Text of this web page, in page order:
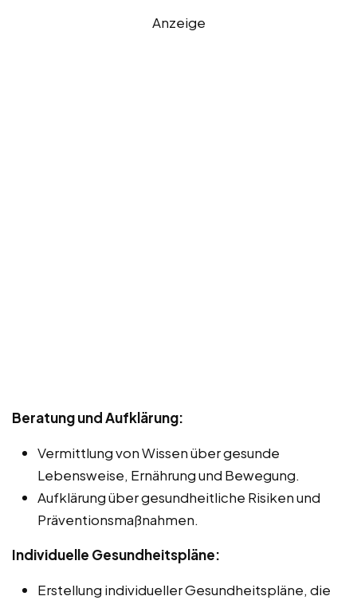
Anzeige
Beratung und Aufklärung:
Vermittlung von Wissen über gesunde
Lebensweise, Ernährung und Bewegung.
Aufklärung über gesundheitliche Risiken und
Präventionsmaßnahmen.
Individuelle Gesundheitspläne:
Erstellung individueller Gesundheitspläne, die